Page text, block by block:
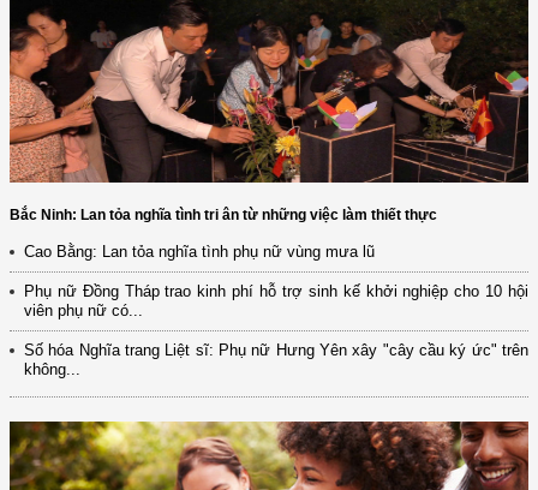
Bắc Ninh: Lan tỏa nghĩa tình tri ân từ những việc làm thiết thực
Cao Bằng: Lan tỏa nghĩa tình phụ nữ vùng mưa lũ
Phụ nữ Đồng Tháp trao kinh phí hỗ trợ sinh kế khởi nghiệp cho 10 hội
viên phụ nữ có...
Số hóa Nghĩa trang Liệt sĩ: Phụ nữ Hưng Yên xây "cây cầu ký ức" trên
không...